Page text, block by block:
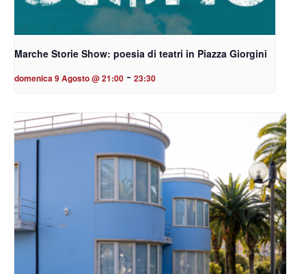
Marche Storie Show: poesia di teatri in Piazza Giorgini
domenica 9 Agosto @ 21:00 - 23:30